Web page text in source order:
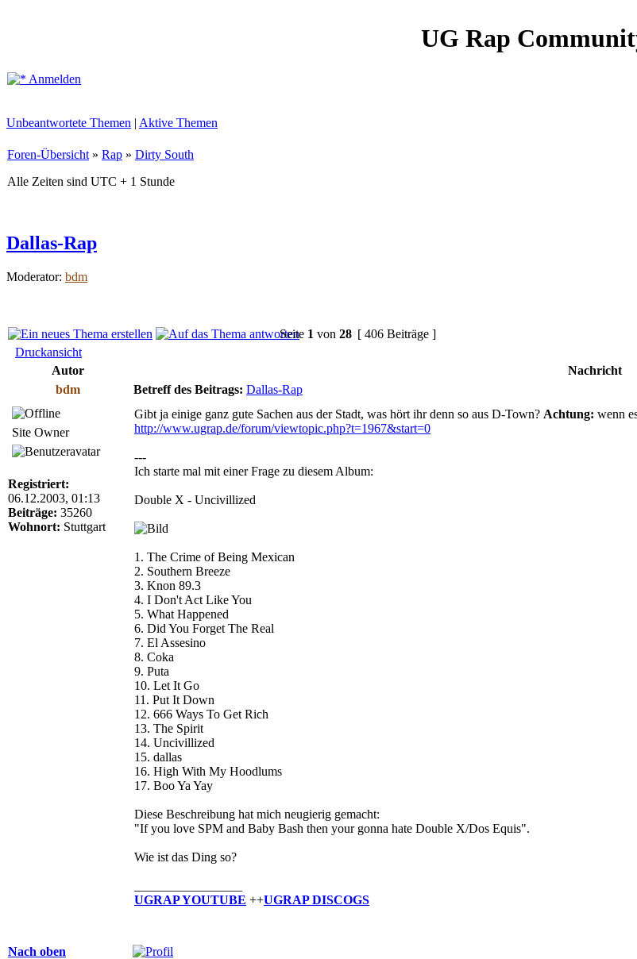
UG Rap
Anmelden
Unbeantwortete Themen | Aktive Themen
Foren-Übersicht » Rap » Dirty South
Alle Zeiten sind UTC + 1 Stunde
Dallas-Rap
Moderator: bdm
Seite 1 von 28 [ 406 Beiträge ]
Druckansicht
Autor
Nachricht
bdm
Betreff des Beitrags: Dallas-Rap
Site Owner
Registriert:
06.12.2003, 01:13
Beiträge: 35260
Wohnort: Stuttgart
Gibt ja einige ganz gute Sachen aus der Stadt, was hört ihr denn so aus D-Town? Achtung: wenn
http://www.ugrap.de/forum/viewtopic.php?t=1967&start=0
---
Ich starte mal mit einer Frage zu diesem Album:
Double X - Uncivillized
1. The Crime of Being Mexican
2. Southern Breeze
3. Knon 89.3
4. I Don't Act Like You
5. What Happened
6. Did You Forget The Real
7. El Assesino
8. Coka
9. Puta
10. Let It Go
11. Put It Down
12. 666 Ways To Get Rich
13. The Spirit
14. Uncivillized
15. dallas
16. High With My Hoodlums
17. Boo Ya Yay
Diese Beschreibung hat mich neugierig gemacht:
"If you love SPM and Baby Bash then your gonna hate Double X/Dos Equis".
Wie ist das Ding so?
UGRAP YOUTUBE ++UGRAP DISCOGS
Nach oben